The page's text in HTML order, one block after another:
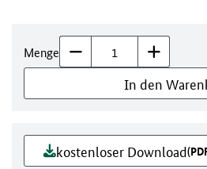
Menge
In den
kostenloser Download